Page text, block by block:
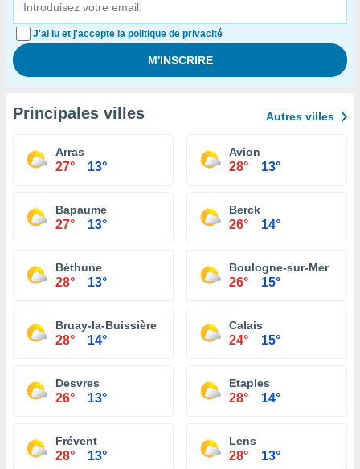
J'ai lu et j'accepte la politique de privacité
Principales villes Autres villes
Arras
27° 13°
Avion
28° 13°
Bapaume
27° 13°
Berck
26° 14°
Béthune
28° 13°
Boulogne-sur-Mer
26° 15°
Bruay-la-Buissière
28° 14°
Calais
24° 15°
Desvres
26° 13°
Etaples
28° 14°
Frévent
28° 13°
Lens
28° 13°